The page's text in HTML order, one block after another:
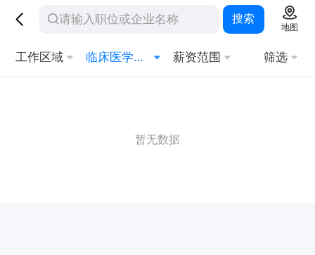
搜索
地图
工作区域 临床医学总监 薪资范围 筛选
暂无数据